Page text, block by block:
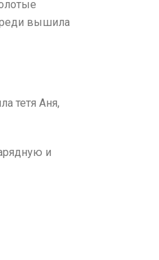
вышила
тетя Аня,
и